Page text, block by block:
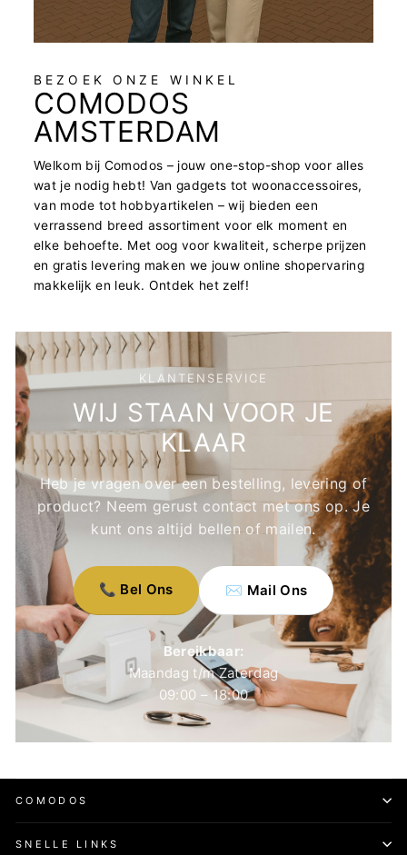
BEZOEK ONZE WINKEL
COMODOS
AMSTERDAM
Welkom bij Comodos – jouw one-stop-shop voor alles
wat je nodig hebt! Van gadgets tot woonaccessoires,
van mode tot hobbyartikelen – wij bieden een
verrassend breed assortiment voor elk moment en
elke behoefte. Met oog voor kwaliteit, scherpe prijzen
en gratis levering maken we jouw online shopervaring
makkelijk en leuk. Ontdek het zelf!
KLANTENSERVICE
WIJ STAAN VOOR JE
KLAAR
Heb je vragen over een bestelling, levering of
product? Neem gerust contact met ons op. Je
kunt ons altijd bellen of mailen.
📞 Bel Ons ✉️ Mail Ons
Bereikbaar:
Maandag t/m Zaterdag
09:00 – 18:00
COMODOS
SNELLE LINKS